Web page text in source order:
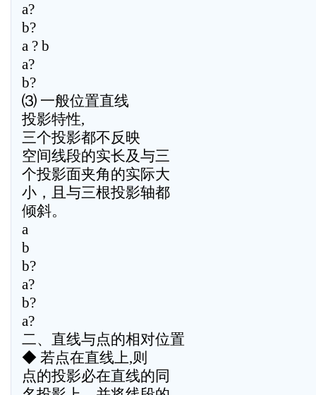
a?
b?
a ? b
a?
b?
⑶ 一般位置直线
投影特性,
三个投影都不反映
空间线段的实长及与三
个投影面夹角的实际大
小，且与三根投影轴都
倾斜。
a
b
b?
a?
b?
a?
二、直线与点的相对位置
◆ 若点在直线上,则
点的投影必在直线的同